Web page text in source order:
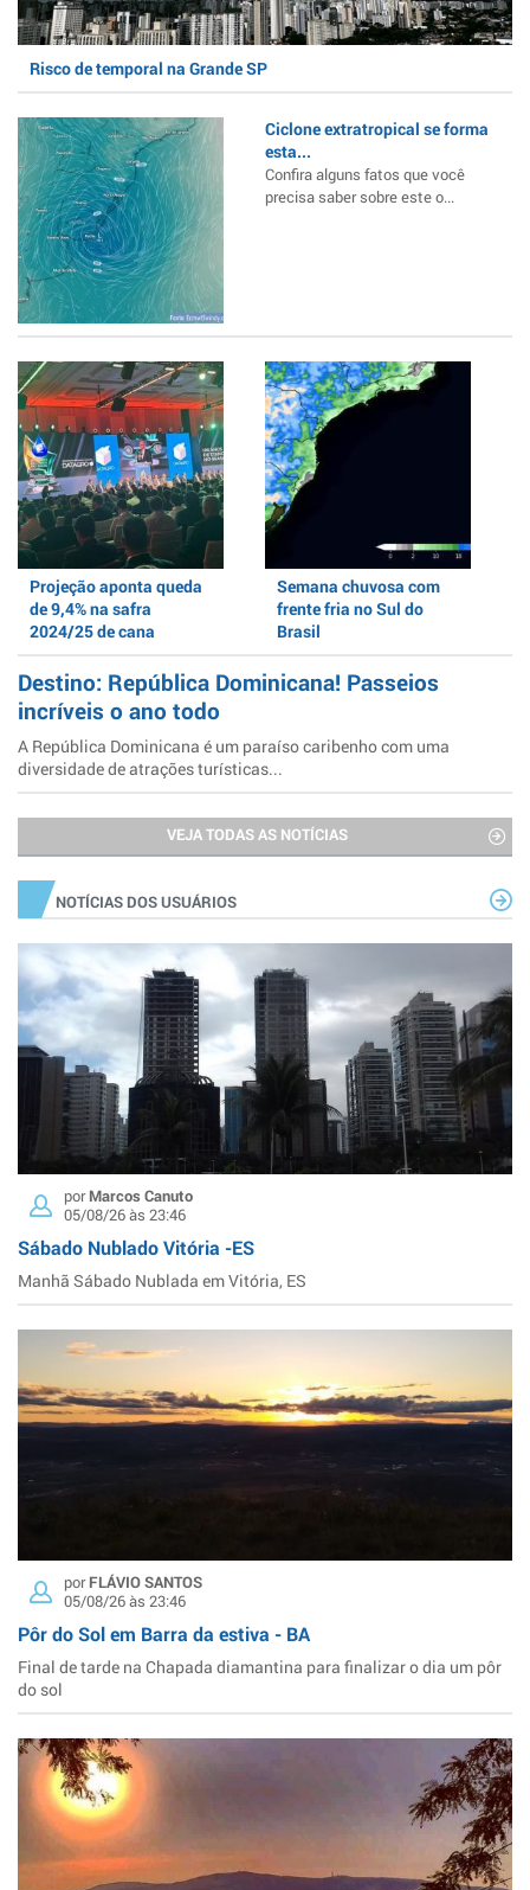
Risco de temporal na Grande SP
Ciclone extratropical se forma
esta...
Confira alguns fatos que você
precisa saber sobre este o...
Projeção aponta queda
de 9,4% na safra
2024/25 de cana
Semana chuvosa com
frente fria no Sul do
Brasil
Destino: República Dominicana! Passeios
incríveis o ano todo
A República Dominicana é um paraíso caribenho com uma
diversidade de atrações turísticas...
VEJA TODAS AS NOTÍCIAS
NOTÍCIAS DOS USUÁRIOS
porMarcos Canuto
05/08/26 às 23:46
Sábado Nublado Vitória -ES
Manhã Sábado Nublada em Vitória, ES
porFLÁVIO SANTOS
05/08/26 às 23:46
Pôr do Sol em Barra da estiva - BA
Final de tarde na Chapada diamantina para finalizar o dia um pôr
do sol